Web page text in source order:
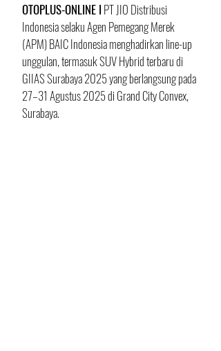
OTOPLUS-ONLINE I PT JIO Distribusi
Indonesia selaku Agen Pemegang Merek
(APM) BAIC Indonesia menghadirkan line-up
unggulan, termasuk SUV Hybrid terbaru di
GIIAS Surabaya 2025 yang berlangsung pada
27–31 Agustus 2025 di Grand City Convex,
Surabaya.